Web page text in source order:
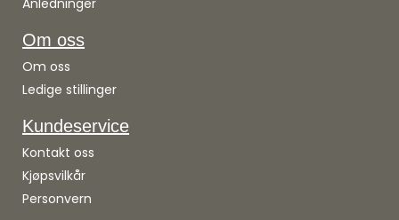
Om oss
Om oss
Ledige stillinger
Kundeservice
Kontakt oss
Kjøpsvilkår
Personvern